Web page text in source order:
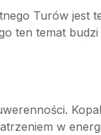
Turów jest
ten temat budzi
w